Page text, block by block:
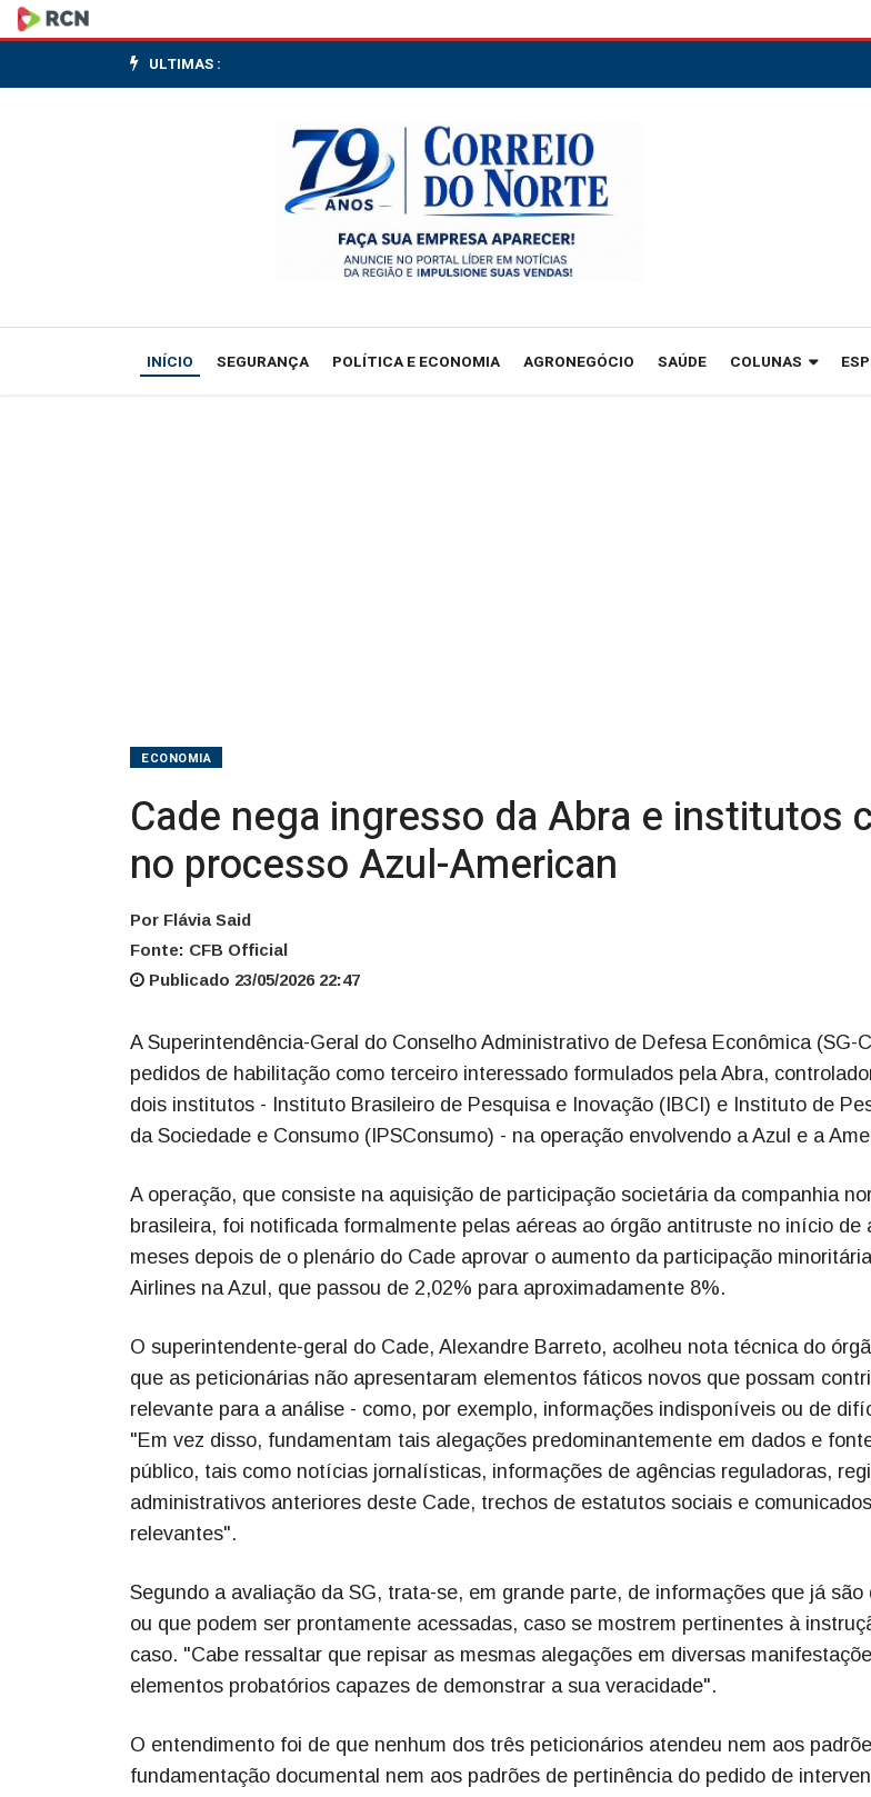
Cade
nega
institutos
ULTIMAS :
INÍCIO SEGURANÇA POLÍTICA E ECONOMIA AGRONEGÓCIO SAÚDE COLUNAS
ECONOMIA
Cade nega ingresso da Abra e institutos
no processo Azul-American
Por Flávia Said
Fonte: CFB Official
Publicado 23/05/2026 22:47
A Superintendência-Geral do Conselho Administrativo de Defesa Econômica (SG-
pedidos de habilitação como terceiro interessado formulados pela Abra,
dois institutos - Instituto Brasileiro de Pesquisa e Inovação (IBCI) e Instituto de
da Sociedade e Consumo (IPSConsumo) - na operação envolvendo a Azul e a
A operação, que consiste na aquisição de participação societária da companhia
brasileira, foi notificada formalmente pelas aéreas ao órgão antitruste no início de
meses depois de o plenário do Cade aprovar o aumento da participação
Airlines na Azul, que passou de 2,02% para aproximadamente 8%.
O superintendente-geral do Cade, Alexandre Barreto, acolheu nota técnica do
que as peticionárias não apresentaram elementos fáticos novos que possam
relevante para a análise - como, por exemplo, informações indisponíveis ou de
"Em vez disso, fundamentam tais alegações predominantemente em dados e
público, tais como notícias jornalísticas, informações de agências reguladoras,
administrativos anteriores deste Cade, trechos de estatutos sociais e
relevantes".
Segundo a avaliação da SG, trata-se, em grande parte, de informações que já
ou que podem ser prontamente acessadas, caso se mostrem pertinentes à
caso. "Cabe ressaltar que repisar as mesmas alegações em diversas
elementos probatórios capazes de demonstrar a sua veracidade".
O entendimento foi de que nenhum dos três peticionários atendeu nem aos
fundamentação documental nem aos padrões de pertinência do pedido de